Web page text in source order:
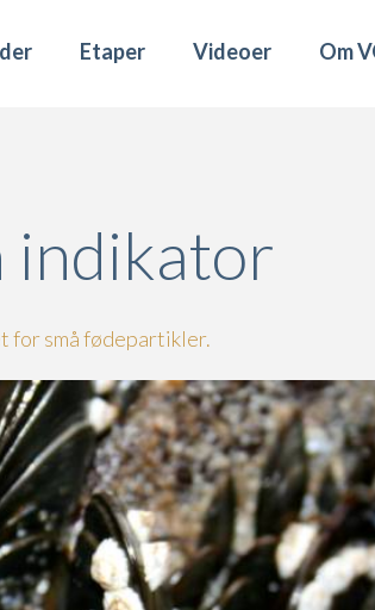
Etaper Videoer Om
indikator
for små fødepartikler.